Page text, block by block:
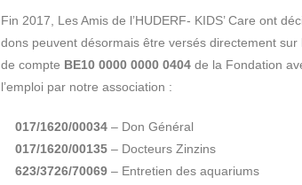
Fin 2017, Les Amis de l’HUDERF- KIDS’ Care ont
dons peuvent désormais être versés directement
de compte BE10 0000 0000 0404 de la Fondation
l’emploi par notre association :
017/1620/00034 – Don Général
017/1620/00135 – Docteurs Zinzins
623/3726/70069 – Entretien des aquariums